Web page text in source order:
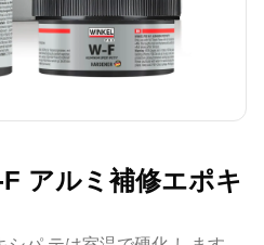
アルミ補修エポキ